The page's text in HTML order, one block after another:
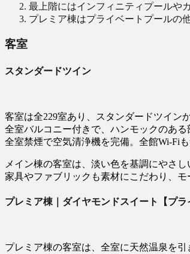
最上階にはインフィニティプールや
プレミア棟はプライベートプールの
客室
スタンダードツイン
客室は全229室あり、スタンダードツイン
全室バルコニー付きで、ハンモックのあ
全室禁煙で空気清浄機を完備。全館Wi-Fiも
メイン棟の客室は、淡い色を基調にやさし
家具やファブリックも素材にこだわり、
プレミア棟｜ダイヤモンドスイート【プラ
プレミア棟の客室は、全室に天然温泉を引